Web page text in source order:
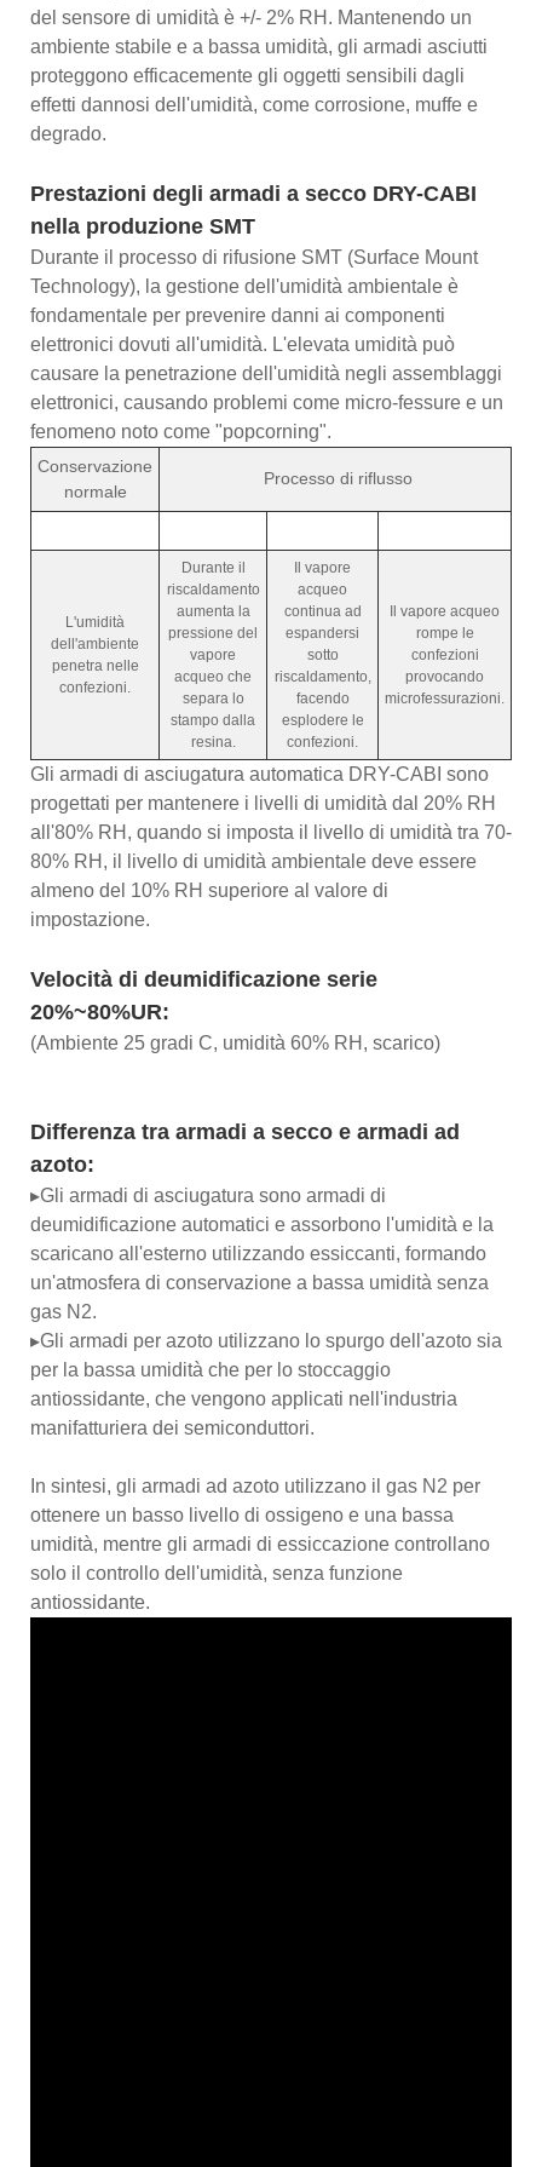
del sensore di umidità è +/- 2% RH. Mantenendo un
ambiente stabile e a bassa umidità, gli armadi asciutti
proteggono efficacemente gli oggetti sensibili dagli
effetti dannosi dell'umidità, come corrosione, muffe e
degrado.
Prestazioni degli armadi a secco DRY-CABI
nella produzione SMT
Durante il processo di rifusione SMT (Surface Mount
Technology), la gestione dell'umidità ambientale è
fondamentale per prevenire danni ai componenti
elettronici dovuti all'umidità. L'elevata umidità può
causare la penetrazione dell'umidità negli assemblaggi
elettronici, causando problemi come micro-fessure e un
fenomeno noto come "popcorning".
Conservazione
normale
Processo di riflusso
L'umidità
dell'ambiente
penetra nelle
confezioni.
Durante il
riscaldamento
aumenta la
pressione del
vapore
acqueo che
separa lo
stampo dalla
resina.
Il vapore
acqueo
continua ad
espandersi
sotto
riscaldamento,
facendo
esplodere le
confezioni.
Il vapore acqueo
rompe le
confezioni
provocando
microfessurazioni.
Gli armadi di asciugatura automatica DRY-CABI sono
progettati per mantenere i livelli di umidità dal 20% RH
all'80% RH, quando si imposta il livello di umidità tra 70-
80% RH, il livello di umidità ambientale deve essere
almeno del 10% RH superiore al valore di
impostazione.
Velocità di deumidificazione serie
20%~80%UR:
(Ambiente 25 gradi C, umidità 60% RH, scarico)
Differenza tra armadi a secco e armadi ad
azoto:
▸Gli armadi di asciugatura sono armadi di
deumidificazione automatici e assorbono l'umidità e la
scaricano all'esterno utilizzando essiccanti, formando
un'atmosfera di conservazione a bassa umidità senza
gas N2.
▸Gli armadi per azoto utilizzano lo spurgo dell'azoto sia
per la bassa umidità che per lo stoccaggio
antiossidante, che vengono applicati nell'industria
manifatturiera dei semiconduttori.
In sintesi, gli armadi ad azoto utilizzano il gas N2 per
ottenere un basso livello di ossigeno e una bassa
umidità, mentre gli armadi di essiccazione controllano
solo il controllo dell'umidità, senza funzione
antiossidante.